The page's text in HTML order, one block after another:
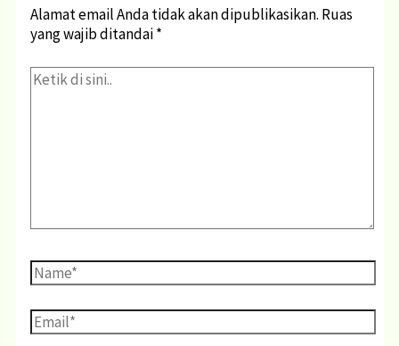
Alamat email Anda tidak akan dipublikasikan. Ruas
yang wajib ditandai*